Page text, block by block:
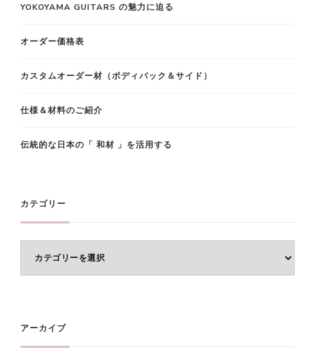
?
YOKOYAMA GUITARS の魅力に迫る
オーダー価格表
カスタムオーダー材（ボディバック＆サイド）
仕様＆材料のご紹介
伝統的な日本の「 和材 」を活用する
カテゴリー
ー
アーカイブ